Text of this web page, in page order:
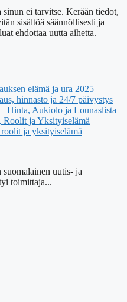
ei tarvitse. Kerään tiedot,
sisältöä säännöllisesti ja
ehdottaa uutta aihetta.
elämä ja ura 2025
hinnasto ja 24/7 päivystys
Hinta, Aukiolo ja Lounaslista
ja Yksityiselämä
ja yksityiselämä
uutis- ja
toimittaja...